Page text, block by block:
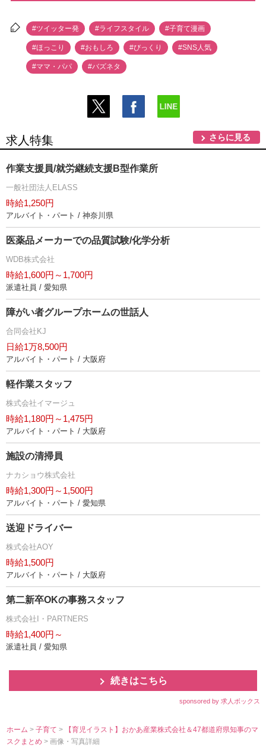
#ツイッター発 #ライフスタイル #子育て漫画
#ほっこり #おもしろ #びっくり #SNS人気
#ママ・パパ #バズネタ
求人特集 さらに見る
作業支援員/就労継続支援B型作業所
一般社団法人ELASS
時給1,250円
アルバイト・パート / 神奈川県
医薬品メーカーでの品質試験/化学分析
WDB株式会社
時給1,600円～1,700円
派遣社員 / 愛知県
障がい者グループホームの世話人
合同会社KJ
日給1万8,500円
アルバイト・パート / 大阪府
軽作業スタッフ
株式会社イマージュ
時給1,180円～1,475円
アルバイト・パート / 大阪府
施設の清掃員
ナカショウ株式会社
時給1,300円～1,500円
アルバイト・パート / 愛知県
送迎ドライバー
株式会社AOY
時給1,500円
アルバイト・パート / 大阪府
第二新卒OKの事務スタッフ
株式会社I・PARTNERS
時給1,400円～
派遣社員 / 愛知県
続きはこちら
sponsored by 求人ボックス
ホーム >子育て>
【育児イラスト】おかあ産業株式会社＆47都道府県知事のマ
スクまとめ> 画像・写真詳細